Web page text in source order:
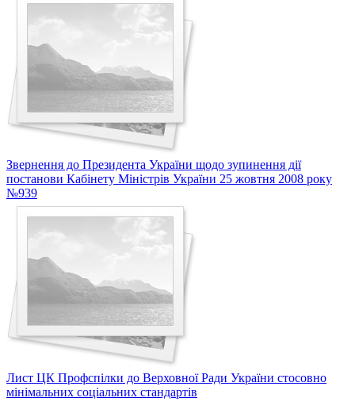
Звернення до Президента України щодо зупинення дії
постанови Кабінету Міністрів України 25 жовтня 2008 року
№939
Лист ЦК Профспілки до Верховної Ради України стосовно
мінімальних соціальних стандартів